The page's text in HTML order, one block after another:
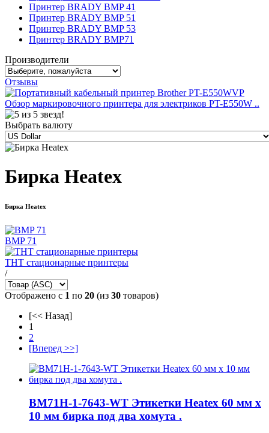
Принтер BRADY BMP 41
Принтер BRADY BMP 51
Принтер BRADY BMP 53
Принтер BRADY BMP71
Производители
Отзывы
Обзор маркировочного принтера для электриков PT-E550W ..
Выбрать валюту
Бирка Heatex
Бирка Heatex
BMP 71
THT стационарные принтеры
/
Отображено с 1 по 20 (из 30 товаров)
[<< Назад]
1
2
[Вперед >>]
BM71H-1-7643-WT Этикетки Heatex 60 мм x
10 мм бирка под два хомута .